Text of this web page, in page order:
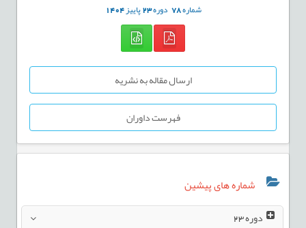
شماره78 دوره23پاییز1404
ارسال مقاله به نشریه
فهرست داوران
شماره های پیشین
دوره23